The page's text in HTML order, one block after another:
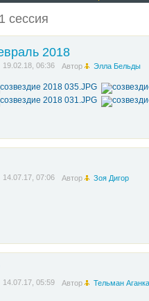
сессия
2018
19.02.18, 06:36 Автор Элла Бельды
14.07.17, 07:06 Автор Зоя Дигор
14.07.17, 05:59 Автор Тельман Аганка